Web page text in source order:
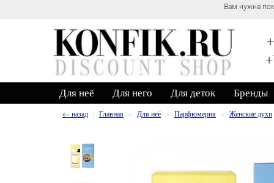
Вам нужна
Для неё Для него Для деток Бренды
← назад Главная Для неё Парфюмерия Женские духи